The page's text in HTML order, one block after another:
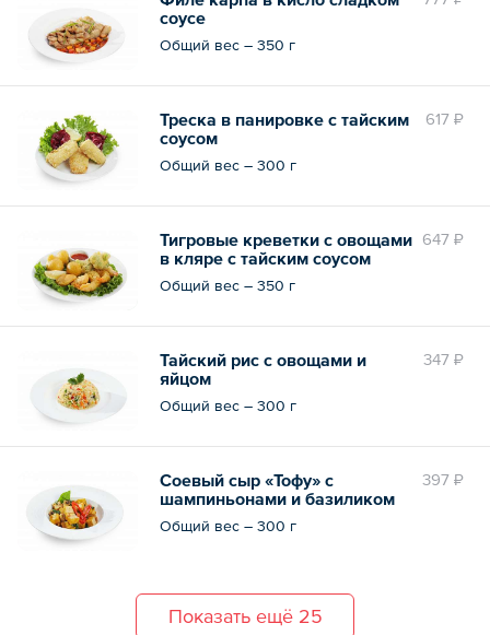
соусе
Общий вес – 350 г
617 ₽
Треска в панировке с тайским
соусом
Общий вес – 300 г
647 ₽
Тигровые креветки с овощами
в кляре с тайским соусом
Общий вес – 350 г
347 ₽
Тайский рис с овощами и
яйцом
Общий вес – 300 г
397 ₽
Соевый сыр «Тофу» с
шампиньонами и базиликом
обжареный на воке
Общий вес – 300 г
Показать ещё 25